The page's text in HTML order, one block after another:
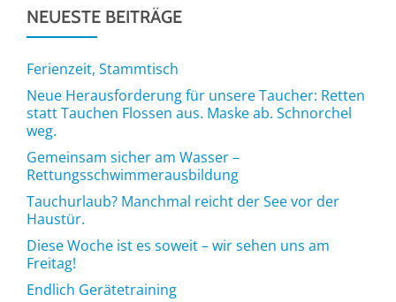
NEUESTE BEITRÄGE
Ferienzeit, Stammtisch
Neue Herausforderung für unsere Taucher: Retten
statt Tauchen Flossen aus. Maske ab. Schnorchel
weg.
Gemeinsam sicher am Wasser –
Rettungsschwimmerausbildung
Tauchurlaub? Manchmal reicht der See vor der
Haustür.
Diese Woche ist es soweit – wir sehen uns am
Freitag!
Endlich Gerätetraining